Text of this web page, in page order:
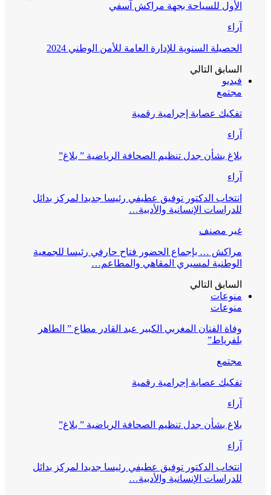
الأول للسياحة بجهة مراكش آسفي
آراء
الحصيلة السنوية للإدارة العامة للأمن الوطني 2024
السابق التالي
فيديو
مجتمع
تفكيك عصابة إجرامية رقمية
آراء
بلاغ بشأن جدل تنظيم الصحافة الرياضية ” بلاغ”
آراء
انتخاب الدكتور توفيق عطيفي رئيسا جديدا لمركز بدائل
للدراسات الإنسانية والأدبية…
غير مصنف
مراكش … بإجماع الحضور فتاح حارفي رئيسا للجمعية
الوطنية لمسيري المقاهي والمطاعم…
السابق التالي
منوعات
منوعات
وفاة الفنان المغربي الكبير عبد القادر مطاع ” الطاهر
بلفرياط”
مجتمع
تفكيك عصابة إجرامية رقمية
آراء
بلاغ بشأن جدل تنظيم الصحافة الرياضية ” بلاغ”
آراء
انتخاب الدكتور توفيق عطيفي رئيسا جديدا لمركز بدائل
للدراسات الإنسانية والأدبية…